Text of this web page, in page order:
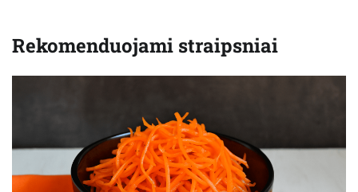
Rekomenduojami straipsniai